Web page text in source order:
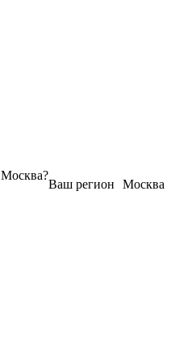
Москва
Ваш регион
Москва?